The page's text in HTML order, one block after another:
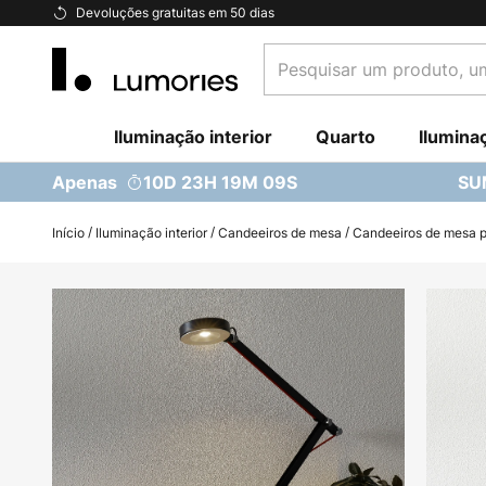
Devoluções gratuitas em 50 dias
Ir
Conteúdo
um
uma
categoria...
Iluminação interior Quarto
Apenas 10D 23H 19M 08S
Início Iluminação interior Candeeiros de mesa Candeeiros de mesa
Saltar
para
o
final
da
Galeria
de